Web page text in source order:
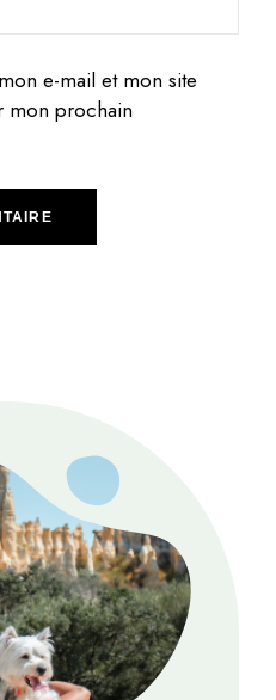
e-mail et mon site
mon prochain